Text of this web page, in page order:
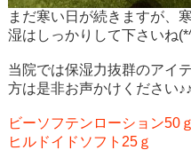
まだ寒い日が続きますが、
湿はしっかりして下さいね
当院では保湿力抜群のアイ
方は是非お声かけください♪♪
ビーソフテンローション50
ヒルドイドソフト25ｇ